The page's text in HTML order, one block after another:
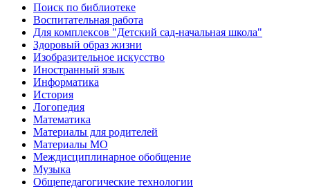
Поиск по библиотеке
Воспитательная работа
Для комплексов "Детский сад-начальная школа"
Здоровый образ жизни
Изобразительное искусство
Иностранный язык
Информатика
История
Логопедия
Математика
Материалы для родителей
Материалы МО
Междисциплинарное обобщение
Музыка
Общепедагогические технологии